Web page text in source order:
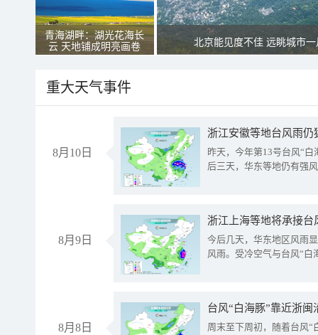
青海湖畔：湖光花海长
云 天地铺成明亮画卷
北京能见度不佳 远眺城市
重大天气事件
8月10日
浙江安徽等地台风雨
昨天，今年第13号台风“
后三天，华东等地仍有强
8月9日
浙江上海等地将承接台
今后几天，华东地区风雨
风雨。受冷空气与台风“白
8月8日
台风“白海豚”靠近浙
周末至下周初，随着台风“